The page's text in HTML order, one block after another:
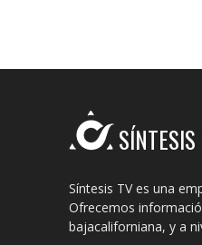
Síntesis TV es una
Ofrecemos
bajacaliforniana, y a